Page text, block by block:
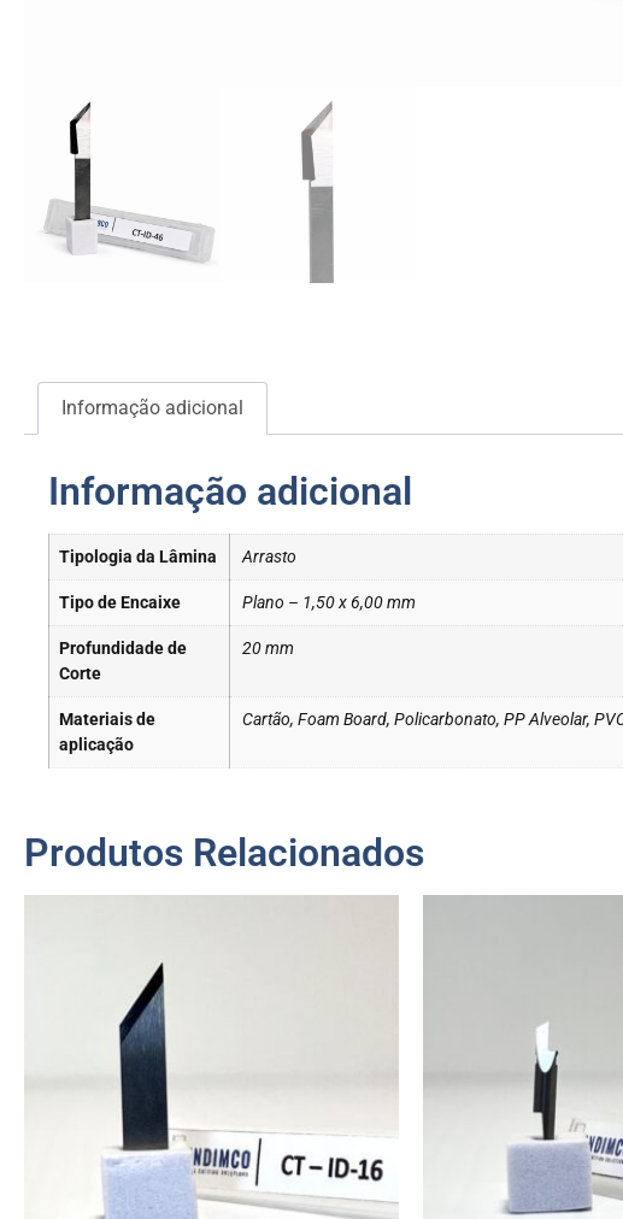
Informação adicional
Informação adicional
Tipologia da Lâmina Arrasto
Tipo de Encaixe Plano – 1,50 x 6,00 mm
Profundidade de
Corte
20 mm
Materiais de
aplicação
Cartão, Foam Board, Policarbonato, PP Alveolar,
Produtos Relacionados